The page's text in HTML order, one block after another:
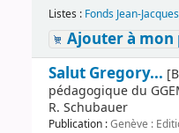
Listes : Fonds Jean-
Ajouter à mon
Salut Gregory...
pédagogique du
R. Schubauer
Publication :Genève :